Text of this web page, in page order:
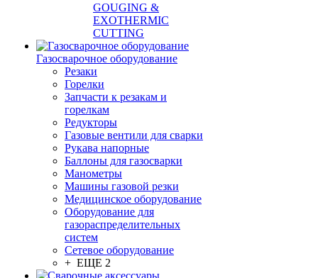
GOUGING &
EXOTHERMIC
CUTTING
Газосварочное оборудование
Резаки
Горелки
Запчасти к резакам и
горелкам
Редукторы
Газовые вентили для сварки
Рукава напорные
Баллоны для газосварки
Манометры
Машины газовой резки
Медицинское оборудование
Оборудование для
газораспределительных
систем
Сетевое оборудование
+ ЕЩЕ 2